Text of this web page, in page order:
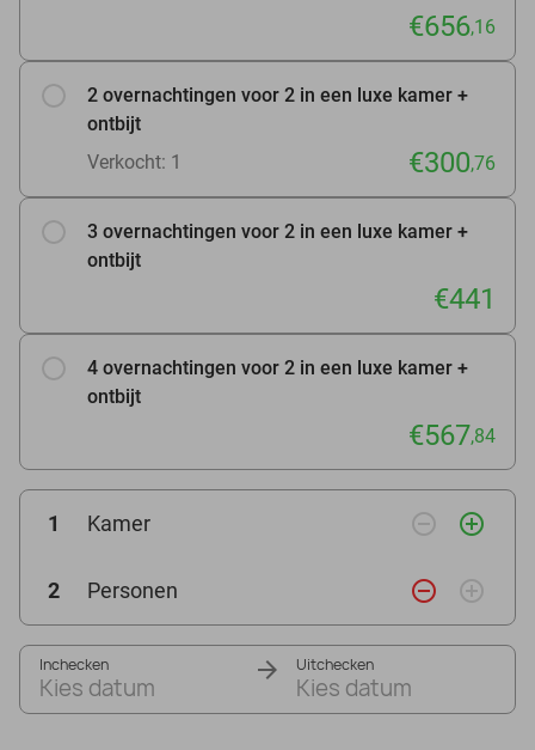
€656,16
2 overnachtingen voor 2 in een luxe kamer +
ontbijt
Verkocht: 1
€300,76
3 overnachtingen voor 2 in een luxe kamer +
ontbijt
€441
4 overnachtingen voor 2 in een luxe kamer +
ontbijt
€567,84
1 Kamer remove_circle_outline add_circle_outline
2 Personen remove_circle_outline add_circle_outline
Inchecken
Kies datum
Uitchecken
Kies datum